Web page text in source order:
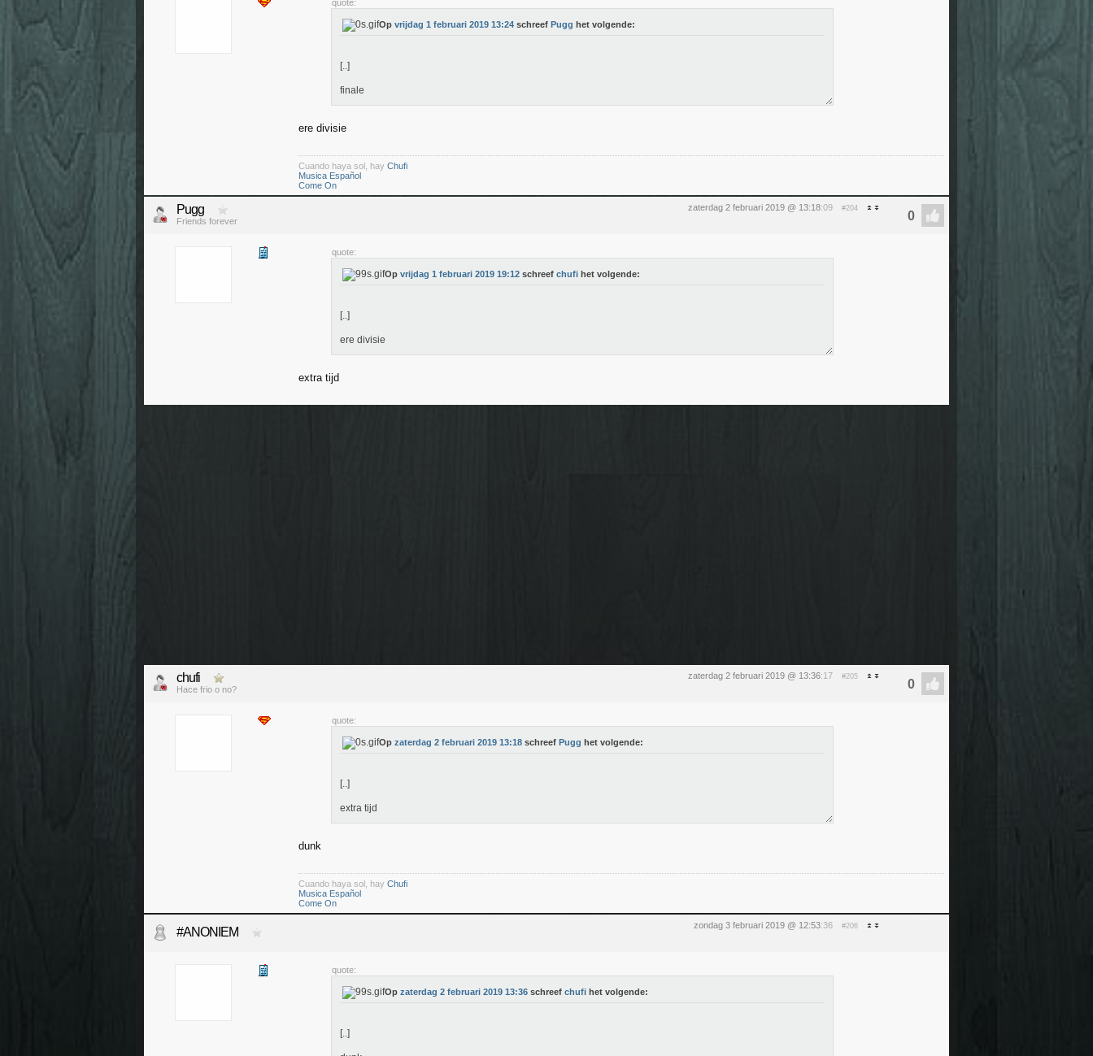
quote:
Op vrijdag 1 februari 2019 13:24 schreef Pugg het volgende:
[..]
finale
ere divisie
Cuando haya sol, hay Chufi
Musica Español
Come On
zaterdag 2 februari 2019 @ 13:18:09 #204
Pugg
Friends forever
quote:
Op vrijdag 1 februari 2019 19:12 schreef chufi het volgende:
[..]
ere divisie
extra tijd
zaterdag 2 februari 2019 @ 13:36:17 #205
chufi
Hace frio o no?
quote:
Op zaterdag 2 februari 2019 13:18 schreef Pugg het volgende:
[..]
extra tijd
dunk
Cuando haya sol, hay Chufi
Musica Español
Come On
zondag 3 februari 2019 @ 12:53:36 #206
#ANONIEM
quote:
Op zaterdag 2 februari 2019 13:36 schreef chufi het volgende:
[..]